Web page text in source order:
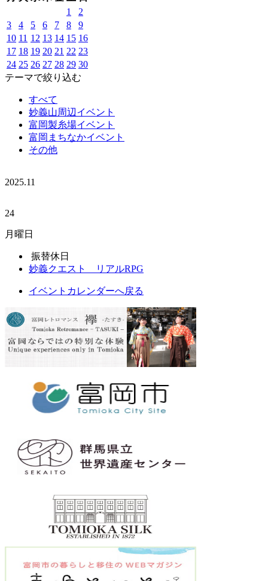
1
2
3
4 5 6 7 8
9
10 11 12 13 14 15 16
17 18 19 20 21 22 23
24 25 26 27 28 29 30
テーマで絞り込む
すべて
妙義山周辺イベント
富岡製糸場イベント
富岡まちなかイベント
その他
2025.11
24
月曜日
振替休日
妙義クエスト リアルRPG
イベントカレンダーへ戻る